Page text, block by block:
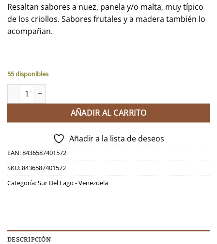
Resaltan sabores a nuez, panela y/o malta, muy típico
de los criollos. Sabores frutales y a madera también lo
acompañan.
55 disponibles
Granos de Cacao - Sur Del Lago (Venezuela) - Saco 5KG cantidad
AÑADIR AL CARRITO
Añadir a la lista de deseos
EAN:8436587401572
SKU:8436587401572
Categoría:Sur Del Lago - Venezuela
DESCRIPCIÓN